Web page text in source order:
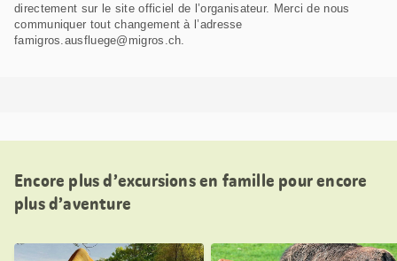
directement sur le site officiel de l’organisateur. Merci de nous
communiquer tout changement à l’adresse
famigros.ausfluege@migros.ch.
Encore plus d’excursions en famille pour encore
plus d’aventure